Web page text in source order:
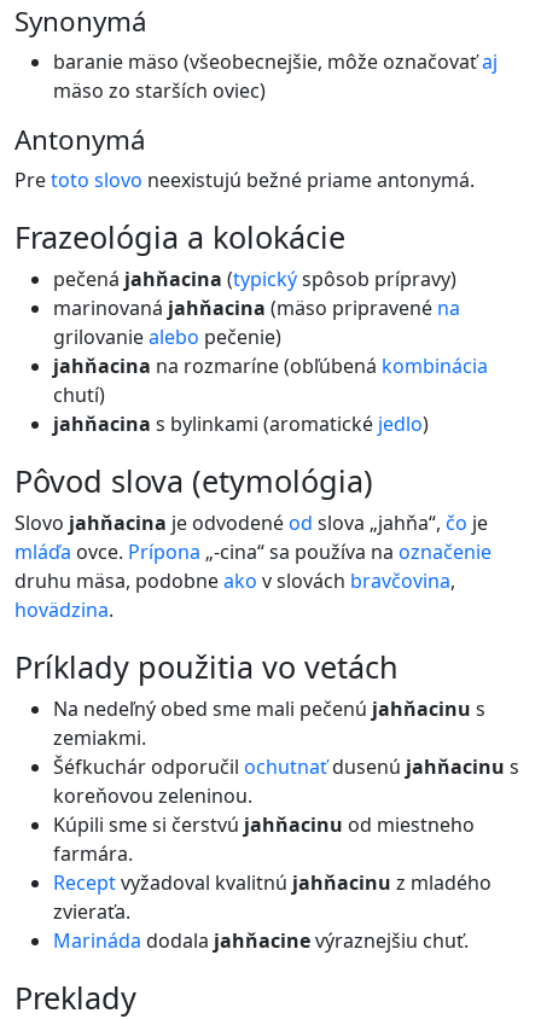
Synonymá
baranie mäso (všeobecnejšie, môže označovaťaj
mäso zo starších oviec)
Antonymá
Pretoto slovo neexistujú bežné priame antonymá.
frazeológia a kolokácie
pečená jahňacina (typickýspôsob prípravy)
marinovaná jahňacina (mäso pripravené na
grilovaniealebo pečenie)
jahňacina na rozmaríne (obľúbená kombinácia
chutí)
jahňacina s bylinkami (aromatické jedlo)
pôvod slova (etymológia)
Slovo jahňacina je odvodenéod slova „jahňa“, čo je
mláďa ovce. Prípona „-cina“ sa používa na označenie
druhu mäsa, podobneako v slovách bravčovina,
hovädzina.
príklady použitia vo vetách
Na nedeľný obed sme mali pečenú jahňacinu s
zemiakmi.
Šéfkuchár odporučil ochutnaťdusenú jahňacinu s
koreňovou zeleninou.
Kúpili sme si čerstvú jahňacinu od miestneho
farmára.
Receptvyžadoval kvalitnú jahňacinu z mladého
zvieraťa.
Marináda dodala jahňacinevýraznejšiu chuť.
preklady